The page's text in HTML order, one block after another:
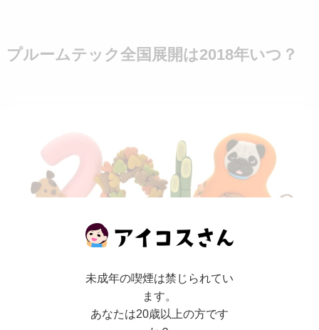
プルームテック全国展開は2018年いつ？
未成年の喫煙は禁じられてい
ます。
あなたは20歳以上の方です